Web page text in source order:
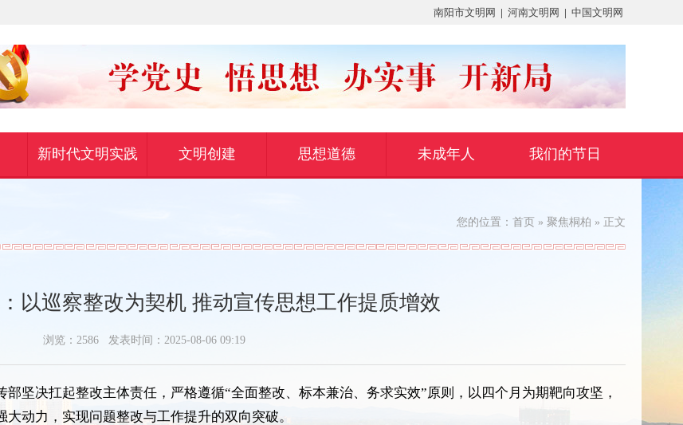
南阳市文明网 | 河南文明网 | 中国文明网
新时代文明实践 文明创建 思想道德 未成年人 我们的节日
您的位置： 首页 » 聚焦桐柏 » 正文
以巡察整改为契机 推动宣传思想工作提质增效
浏览：2586 发表时间：2025-08-06 09:19
坚决扛起整改主体责任，严格遵循“全面整改、标本兼治、务求实效”原则，以四个月为期靶向攻坚，
动力，实现问题整改与工作提升的双向突破。